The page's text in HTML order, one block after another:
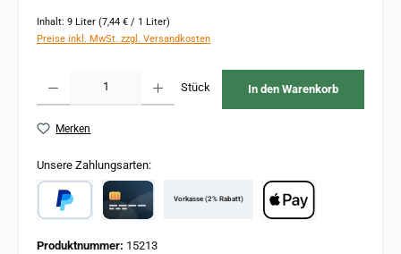
Inhalt: 9 Liter (7,44 € / 1 Liter)
Preise inkl. MwSt. zzgl. Versandkosten
Stück In den Warenkorb
Merken
Unsere Zahlungsarten:
Vorkasse (2% Rabatt)
Produktnummer: 15213